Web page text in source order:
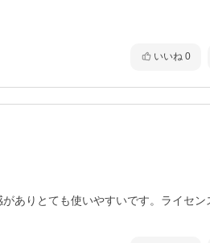
いいね 0
ありとても使いやすいです。ライセン